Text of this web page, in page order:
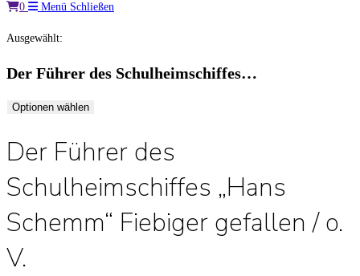
0
Menü Schließen
Ausgewählt:
Der Führer des Schulheimschiffes…
Optionen wählen
Der Führer des
Schulheimschiffes „Hans
Schemm“ Fiebiger gefallen / o.
V.